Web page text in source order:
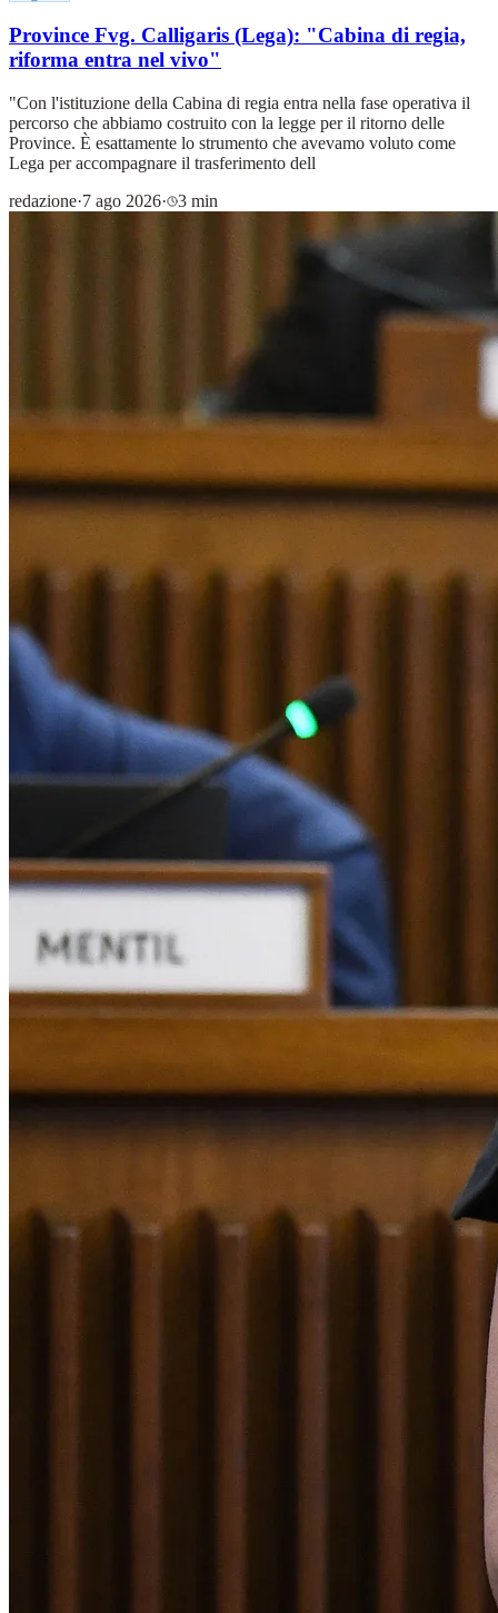
Province Fvg. Calligaris (Lega): "Cabina di regia,
riforma entra nel vivo"
"Con l'istituzione della Cabina di regia entra nella fase operativa il
percorso che abbiamo costruito con la legge per il ritorno delle
Province. È esattamente lo strumento che avevamo voluto come
Lega per accompagnare il trasferimento dell
redazione·7 ago 2026· 3 min